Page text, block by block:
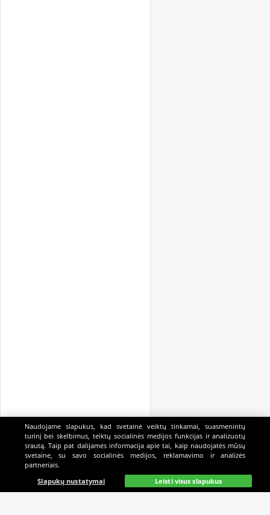
Pagrindinis Gyvai Paieška Mano Kazino
Naudojame slapukus, kad svetainė veiktų tinkamai, suasmenintų
turinį bei skelbimus, teiktų socialinės medijos funkcijas ir analizuotų
srautą. Taip pat dalijamės informacija apie tai, kaip naudojatės mūsų
svetaine, su savo socialinės medijos, reklamavimo ir analizės
partneriais.
Slapukų nustatymai
Leisti visus slapukus